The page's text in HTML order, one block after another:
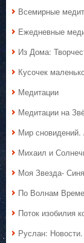
Всемирные
Ежедневные
Из Дома:
Кусочек
Медитации
Медитации на
Мир сновидений.
Михаил и
Моя Звезда-
По Волнам
Поток изобилия
Руслан: